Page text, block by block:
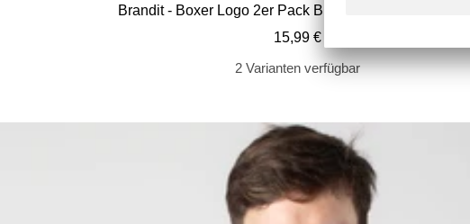
Brandit - Boxer Logo 2er Pack Black/Black - Boxershorts
Angebotspreis
15,99 €
2 Varianten verfügbar